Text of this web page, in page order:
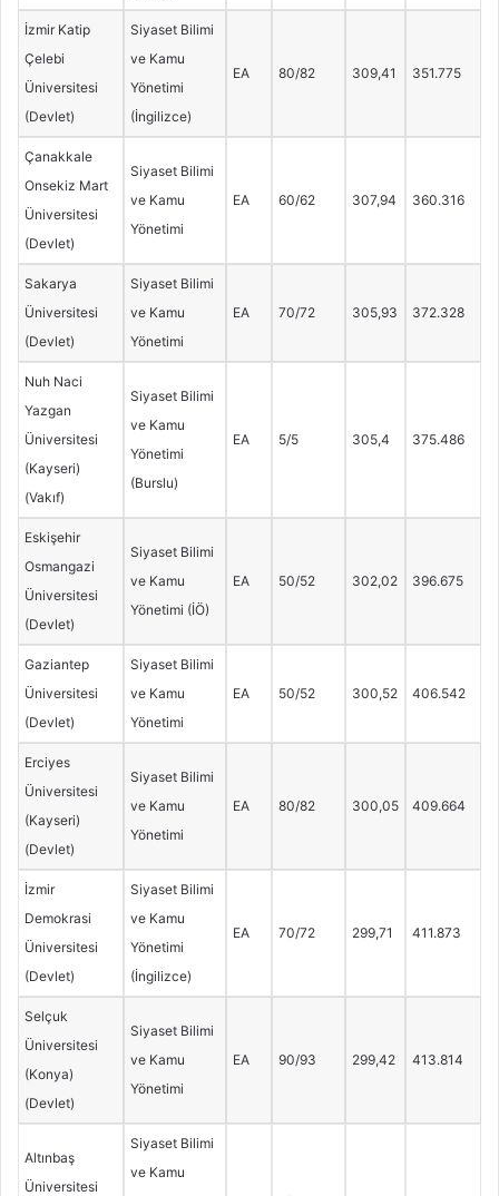
İzmir Katip
Çelebi
Üniversitesi
(Devlet)
Siyaset Bilimi
ve Kamu
Yönetimi
(İngilizce)
EA 80/82 309,41 351.775
Çanakkale
Onsekiz Mart
Üniversitesi
(Devlet)
Siyaset Bilimi
ve Kamu
Yönetimi
EA 60/62 307,94 360.316
Sakarya
Üniversitesi
(Devlet)
Siyaset Bilimi
ve Kamu
Yönetimi
EA 70/72 305,93 372.328
Nuh Naci
Yazgan
Üniversitesi
(Kayseri)
(Vakıf)
Siyaset Bilimi
ve Kamu
Yönetimi
(Burslu)
EA 5/5 305,4 375.486
Eskişehir
Osmangazi
Üniversitesi
(Devlet)
Siyaset Bilimi
ve Kamu
Yönetimi (İÖ)
EA 50/52 302,02 396.675
Gaziantep
Üniversitesi
(Devlet)
Siyaset Bilimi
ve Kamu
Yönetimi
EA 50/52 300,52 406.542
Erciyes
Üniversitesi
(Kayseri)
(Devlet)
Siyaset Bilimi
ve Kamu
Yönetimi
EA 80/82 300,05 409.664
İzmir
Demokrasi
Üniversitesi
(Devlet)
Siyaset Bilimi
ve Kamu
Yönetimi
(İngilizce)
EA 70/72 299,71 411.873
Selçuk
Üniversitesi
(Konya)
(Devlet)
Siyaset Bilimi
ve Kamu
Yönetimi
EA 90/93 299,42 413.814
Altınbaş
Üniversitesi
Siyaset Bilimi
ve Kamu